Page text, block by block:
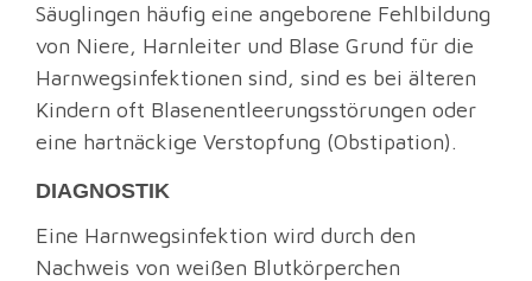
Säuglingen häufig eine angeborene Fehlbildung
von Niere, Harnleiter und Blase Grund für die
Harnwegsinfektionen sind, sind es bei älteren
Kindern oft Blasenentleerungsstörungen oder
eine hartnäckige Verstopfung (Obstipation).
DIAGNOSTIK
Eine Harnwegsinfektion wird durch den
Nachweis von weißen Blutkörperchen